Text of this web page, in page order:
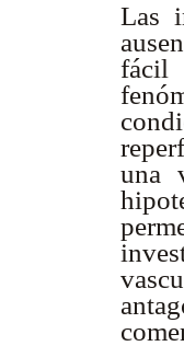
Las
fácil
una